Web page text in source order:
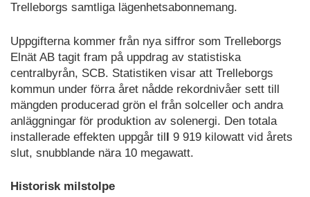
Trelleborgs samtliga lägenhetsabonnemang.
Uppgifterna kommer från nya siffror som Trelleborgs
Elnät AB tagit fram på uppdrag av statistiska
centralbyrån, SCB. Statistiken visar att Trelleborgs
kommun under förra året nådde rekordnivåer sett till
mängden producerad grön el från solceller och andra
anläggningar för produktion av solenergi. Den totala
installerade effekten uppgår till 9 919 kilowatt vid årets
slut, snubblande nära 10 megawatt.
Historisk milstolpe